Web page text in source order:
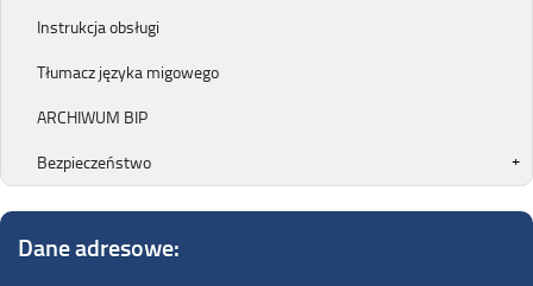
Instrukcja obsługi
Tłumacz języka migowego
ARCHIWUM BIP
Bezpieczeństwo
Dane adresowe: